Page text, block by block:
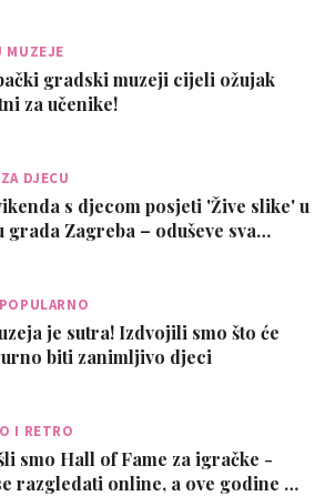
MUZEJE
gradski muzeji cijeli ožujak
za učenike!
DJECU
s djecom posjeti 'Žive slike' u
grada Zagreba – oduševe sva…
je sutra! Izdvojili smo što će
biti zanimljivo djeci
I RETRO
smo Hall of Fame za igračke -
razgledati online, a ove godine …